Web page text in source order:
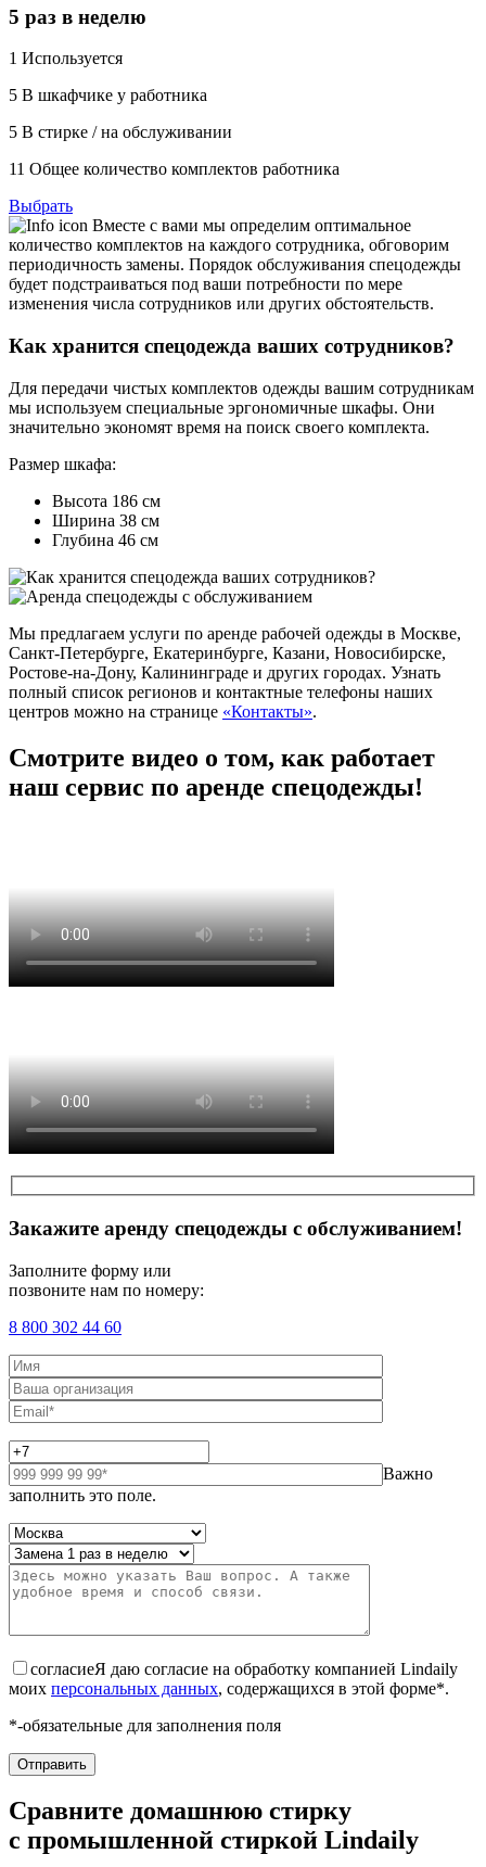
5 раз в неделю
1 Используется
5 В шкафчике у работника
5 В стирке / на обслуживании
11 Общее количество комплектов работника
Выбрать
Вместе с вами мы определим оптимальное
количество комплектов на каждого сотрудника, обговорим
периодичность замены. Порядок обслуживания спецодежды
будет подстраиваться под ваши потребности по мере
изменения числа сотрудников или других обстоятельств.
Как хранится спецодежда ваших сотрудников?
Для передачи чистых комплектов одежды вашим сотрудникам
мы используем специальные эргономичные шкафы. Они
значительно экономят время на поиск своего комплекта.
Размер шкафа:
Высота 186 см
Ширина 38 см
Глубина 46 см
Мы предлагаем услуги по аренде рабочей одежды в Москве,
Санкт-Петербурге, Екатеринбурге, Казани, Новосибирске,
Ростове-на-Дону, Калининграде и других городах. Узнать
полный список регионов и контактные телефоны наших
центров можно на странице «Контакты».
Смотрите видео о том, как работает
наш сервис по аренде спецодежды!
Закажите аренду спецодежды с обслуживанием!
Заполните форму или
позвоните нам по номеру:
8 800 302 44 60
Важно
заполнить это поле.
согласиеЯ даю согласие на обработку компанией Lindaily
моих персональных данных, содержащихся в этой форме*.
*-обязательные для заполнения поля
Сравните домашнюю стирку
с промышленной стиркой Lindaily